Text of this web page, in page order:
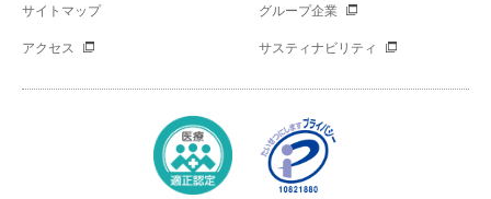
サイトマップ グループ企業
アクセス サスティナビリティ